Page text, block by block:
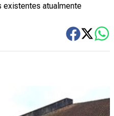
existentes atualmente